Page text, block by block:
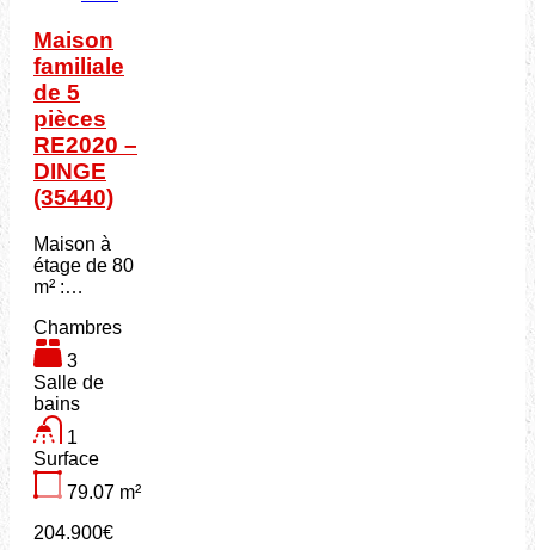
Maison
familiale
de 5
pièces
RE2020 –
DINGE
(35440)
Maison à
étage de 80
m² :…
Chambres
3
Salle de
bains
1
Surface
79.07 m²
204.900€